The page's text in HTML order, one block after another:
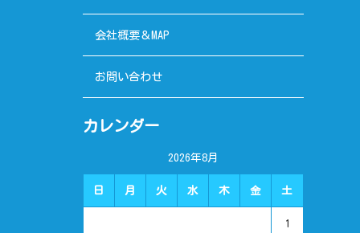
会社概要＆MAP
お問い合わせ
カレンダー
2026年8月
日 月 火 水 木 金 土
1